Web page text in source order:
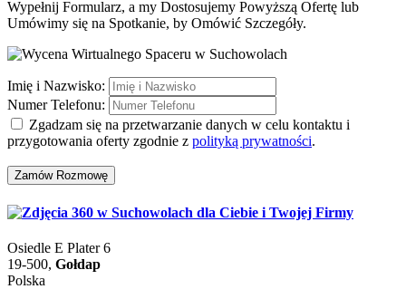
Wypełnij Formularz, a my Dostosujemy Powyższą Ofertę lub
Umówimy się na Spotkanie, by Omówić Szczegóły.
Imię i Nazwisko:
Numer Telefonu:
Zgadzam się na przetwarzanie danych w celu kontaktu i
przygotowania oferty zgodnie z polityką prywatności.
Zamów Rozmowę
Osiedle E Plater 6
19-500, Gołdap
Polska